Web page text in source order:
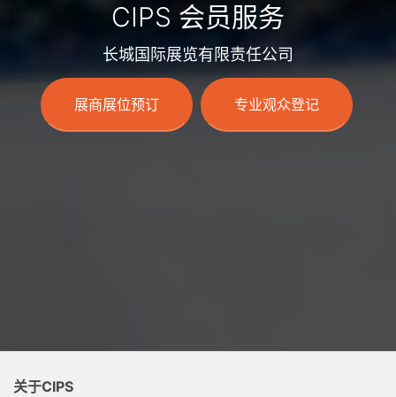
CIPS 会员服务
长城国际展览有限责任公司
展商展位预订 专业观众登记
关于CIPS